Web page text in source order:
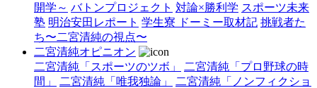
開学～ バトンプロジェクト 対論×勝利学 スポーツ未来
塾 明治安田レポート 学生寮 ドーミー取材記 挑戦者た
ち〜二宮清純の視点〜
二宮清純オピニオン
二宮清純「スポーツのツボ」
二宮清純「プロ野球の時
間」
二宮清純「唯我独論」
二宮清純「ノンフィクショ